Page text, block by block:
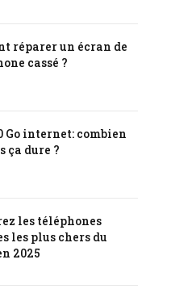
réparer un écran de
cassé ?
Go internet: combien
ça dure ?
les téléphones
les plus chers du
2025